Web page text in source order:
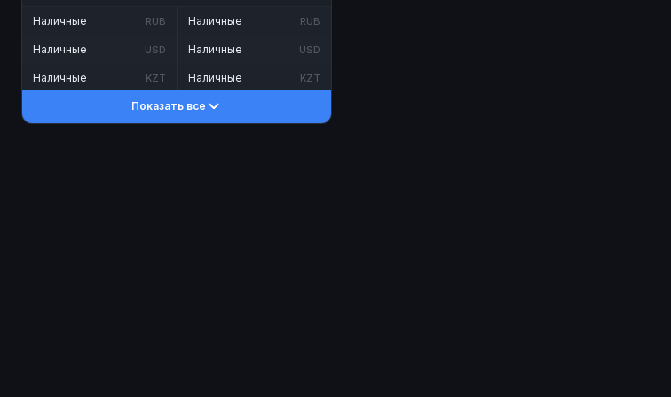
Наличные RUB
Наличные USD
Наличные KZT
Наличные RUB
Наличные USD
Наличные KZT
Показать все